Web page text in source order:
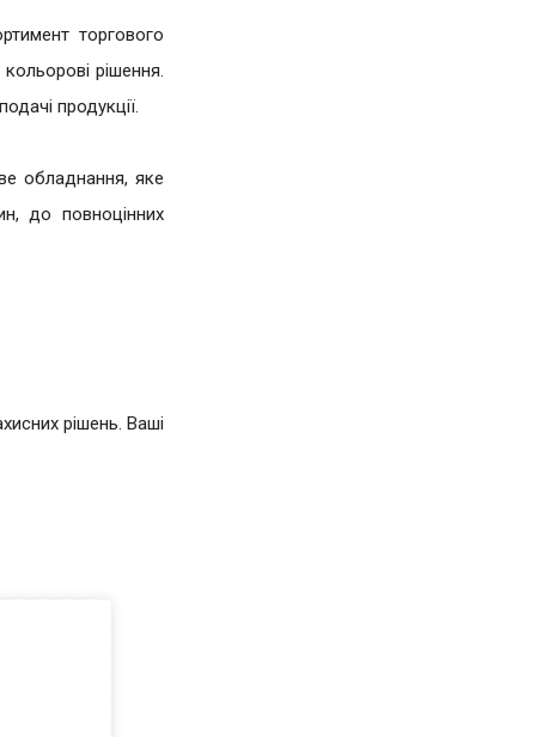
торгового
рішення.
продукції.
обладнання, яке
до повноцінних
рішень. Ваші